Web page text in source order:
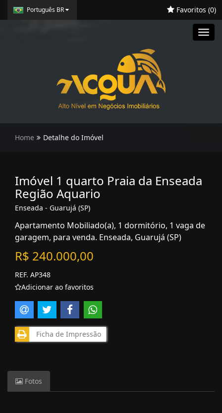
Português BR Favoritos (0)
Home Detalhe do Imóvel
Imóvel 1 quarto Praia da Enseada
Região Aquario
Enseada - Guarujá (SP)
Apartamento Mobiliado(a), 1 dormitório, 1 vaga de
garagem, para venda. Enseada, Guarujá (SP)
R$ 240.000,00
REF. AP348
Adicionar ao favoritos
Ficha de Impressão
Fotos